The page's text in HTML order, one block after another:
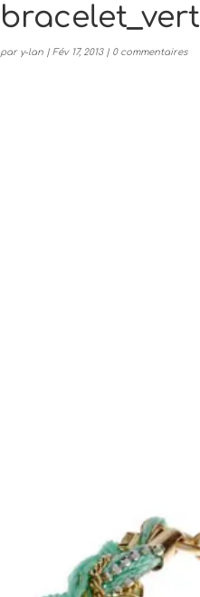
bracelet_vert
par y-lan |Fév 17, 2013| 0 commentaires